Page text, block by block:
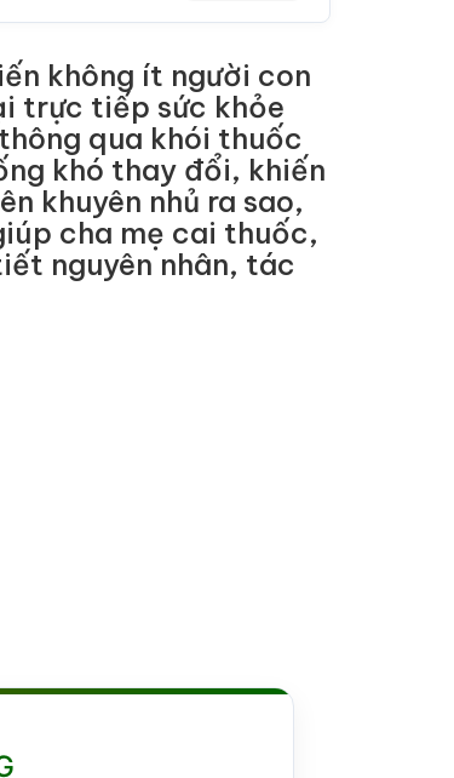
không ít người con
trực tiếp sức khỏe
qua khói thuốc
khó thay đổi, khiến
khuyên nhủ ra sao,
cha mẹ cai thuốc,
nguyên nhân, tác